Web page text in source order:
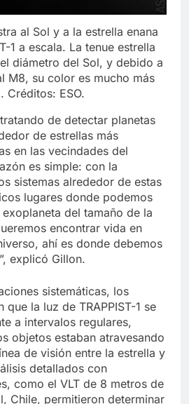
al Sol y a la estrella enana
1 a escala. La tenue estrella
diámetro del Sol, y debido a
M8, su color es mucho más
Créditos: ESO.
de detectar planetas
de estrellas más
en las vecindades del
es simple: con la
sistemas alrededor de estas
lugares donde podemos
del tamaño de la
encontrar vida en
ahí es donde debemos
explicó Gillon.
sistemáticas, los
la luz de TRAPPIST-1 se
a intervalos regulares,
objetos estaban atravesando
de visión entre la estrella y
detallados con
como el VLT de 8 metros de
Chile, permitieron determinar